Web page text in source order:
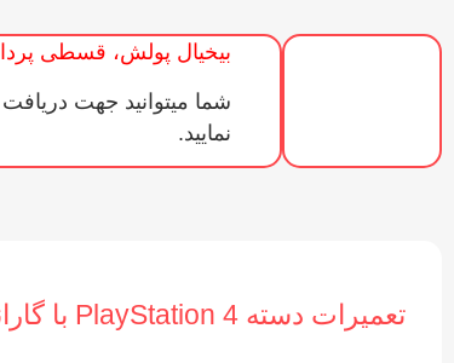
بیخیال پولش، قسطی
شما میتوانید جهت
نمایید.
تعمیرات دسته PlayStation 4 با گارانتی